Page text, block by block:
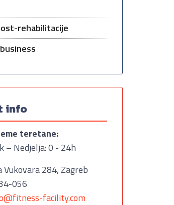
rehabilitacije
info
teretane:
– Nedjelja: 0 - 24h
Vukovara 284, Zagreb
056
facility.com